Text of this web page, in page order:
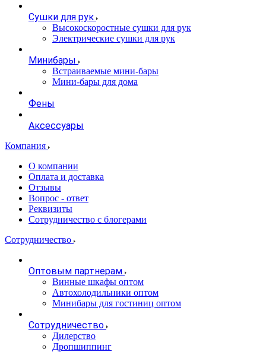
Сушки для рук
Высокоскоростные сушки для рук
Электрические сушки для рук
Минибары
Встраиваемые мини-бары
Мини-бары для дома
Фены
Аксессуары
Компания
О компании
Оплата и доставка
Отзывы
Вопрос - ответ
Реквизиты
Сотрудничество с блогерами
Сотрудничество
Оптовым партнерам
Винные шкафы оптом
Автохолодильники оптом
Минибары для гостиниц оптом
Сотрудничество
Дилерство
Дропшиппинг